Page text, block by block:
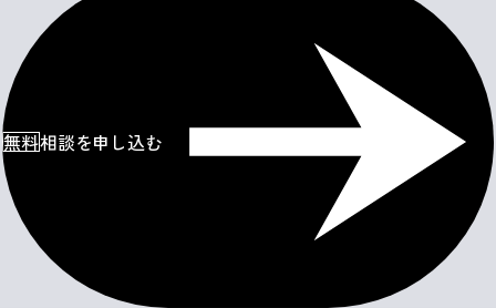
無料相談を申し込む